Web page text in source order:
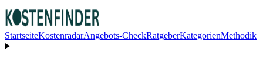
StartseiteKostenradarAngebots-CheckRatgeberKategorienMethodik